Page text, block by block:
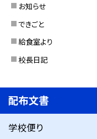
お知らせ
できごと
給食室より
校長日記
配布文書
学校便り